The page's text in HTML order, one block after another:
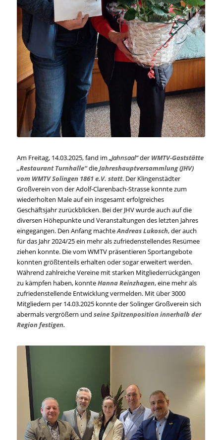
Am Freitag, 14.03.2025, fand im „Jahnsaal“der WMTV-Gaststätte
„Restaurant Turnhalle“dieJahreshauptversammlung (JHV)
vom WMTV Solingen 1861 e.V. statt. Der Klingenstädter
Großverein von der Adolf-Clarenbach-Strasse konnte zum
wiederholten Male auf ein insgesamt erfolgreiches
Geschäftsjahr zurückblicken. Bei der JHV wurde auch auf die
diversen Höhepunkte und Veranstaltungen des letzten Jahres
eingegangen. Den Anfang machteAndreas Lukosch, der auch
für das Jahr 2024/25 ein mehr als zufriedenstellendes Resümee
ziehen konnte. Die vom WMTV präsentieren Sportangebote
konnten größtenteils erhalten oder sogar erweitert werden.
Während zahlreiche Vereine mit starken Mitgliederrückgängen
zu kämpfen haben, konnteHanna Reinzhagen, eine mehr als
zufriedenstellende Entwicklung vermelden. Mit über 3000
Mitgliedern per 14.03.2025 konnte der Solinger Großverein sich
abermals vergrößern und seine Spitzenposition innerhalb der
Region festigen.